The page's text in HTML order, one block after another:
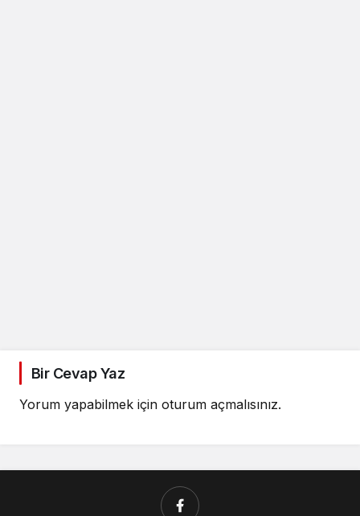
Bir Cevap Yaz
Yorum yapabilmek için oturum açmalısınız.